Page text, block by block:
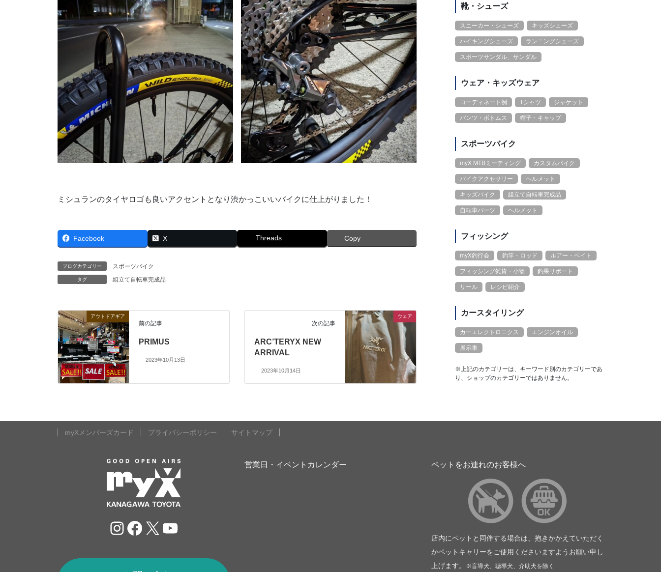
ミシュランのタイヤロゴも良いアクセントとなり渋かっこいいバイクに仕上がりました！
Facebook X Threads Copy
ブログカテゴリー スポーツバイク
タグ 組立て自転車完成品
アウトドアギア
前の記事
PRIMUS
2023年10月13日
ウェア
次の記事
ARC’TERYX NEW
ARRIVAL
2023年10月14日
靴・シューズ
スニーカー・シューズ キッズシューズ
ハイキングシューズ ランニングシューズ
スポーツサンダル、サンダル
ウェア・キッズウェア
コーディネート例 Tシャツ ジャケット
パンツ・ボトムス 帽子・キャップ
スポーツバイク
myX MTBミーティング カスタムバイク
バイクアクセサリー ヘルメット
キッズバイク 組立て自転車完成品
自転車パーツ ヘルメット
フィッシング
myX釣行会 釣竿・ロッド ルアー・ベイト
フィッシング雑貨・小物 釣果リポート
リール レシピ紹介
カースタイリング
カーエレクトロニクス エンジンオイル
展示車
※上記のカテゴリーは、キーワード別のカテゴリーであ
り、ショップのカテゴリーではありません。
myXメンバーズカード プライバシーポリシー サイトマップ
Instagram
Facebook
X YouTube
営業日・イベントカレンダー ペットをお連れのお客様へ
店内にペットと同伴する場合は、抱きかかえていただく
かペットキャリーをご使用くださいますようお願い申し
上げます。
※盲導犬、聴導犬、介助犬を除く